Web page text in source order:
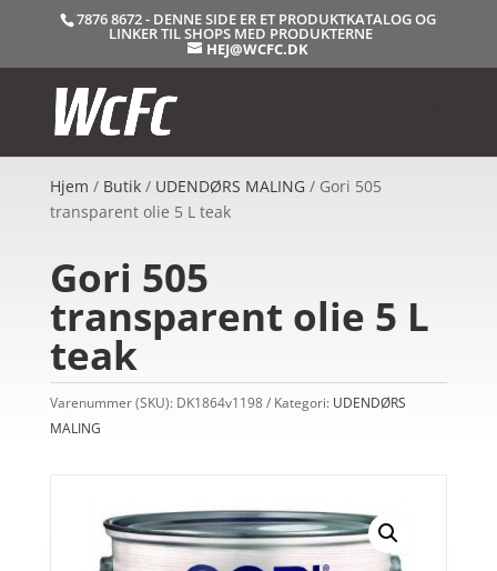
7876 8672 - DENNE SIDE ER ET PRODUKTKATALOG OG
LINKER TIL SHOPS MED PRODUKTERNE
HEJ@WCFC.DK
Hjem / Butik/ UDENDØRS MALING/ Gori 505
transparent olie 5 L teak
Gori 505
transparent olie 5 L
teak
Varenummer (SKU): DK1864v1198 Kategori: UDENDØRS
MALING